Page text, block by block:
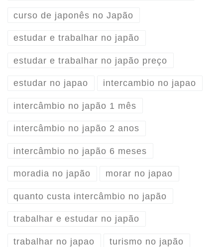
curso de japonês no Japão
estudar e trabalhar no japão
estudar e trabalhar no japão preço
estudar no japao intercambio no japao
intercâmbio no japão 1 mês
intercâmbio no japão 2 anos
intercâmbio no japão 6 meses
moradia no japão morar no japao
quanto custa intercâmbio no japão
trabalhar e estudar no japão
trabalhar no japao turismo no japão